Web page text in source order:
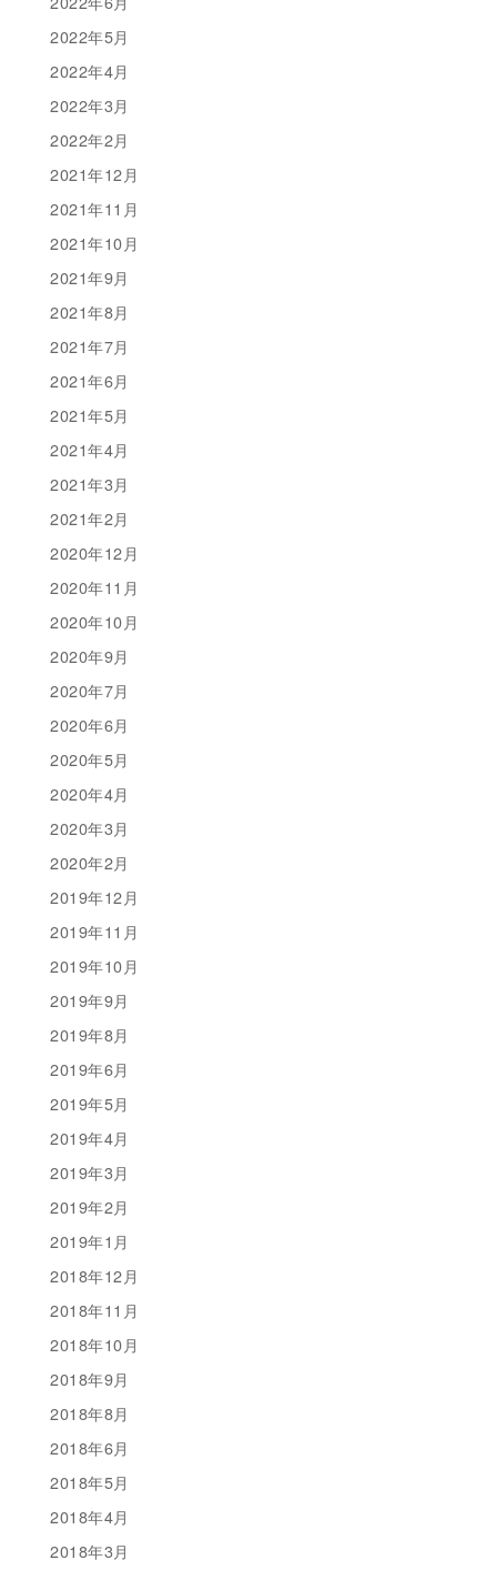
2022年5月
2022年4月
2022年3月
2022年2月
2021年12月
2021年11月
2021年10月
2021年9月
2021年8月
2021年7月
2021年6月
2021年5月
2021年4月
2021年3月
2021年2月
2020年12月
2020年11月
2020年10月
2020年9月
2020年7月
2020年6月
2020年5月
2020年4月
2020年3月
2020年2月
2019年12月
2019年11月
2019年10月
2019年9月
2019年8月
2019年6月
2019年5月
2019年4月
2019年3月
2019年2月
2019年1月
2018年12月
2018年11月
2018年10月
2018年9月
2018年8月
2018年6月
2018年5月
2018年4月
2018年3月